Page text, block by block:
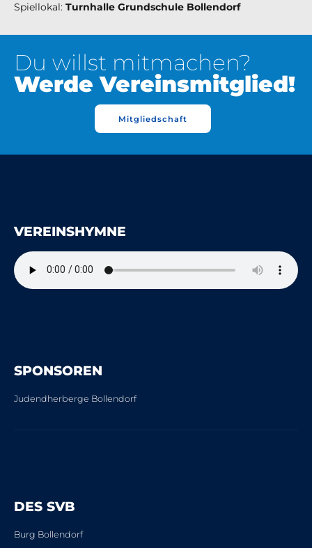
Spiellokal: Turnhalle Grundschule Bollendorf
Du willst mitmachen?
Werde Vereinsmitglied!
Mitgliedschaft
VEREINSHYMNE
SPONSOREN
Judendherberge Bollendorf
DES SVB
Burg Bollendorf